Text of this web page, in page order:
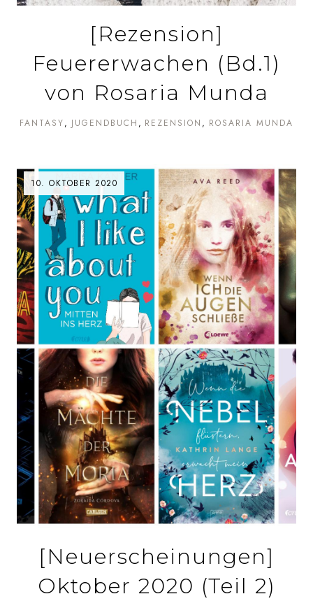
[Rezension]
Feuererwachen (Bd.1)
von Rosaria Munda
FANTASY JUGENDBUCH REZENSION ROSARIA MUNDA
10. OKTOBER 2020
[Neuerscheinungen]
Oktober 2020 (Teil 2)